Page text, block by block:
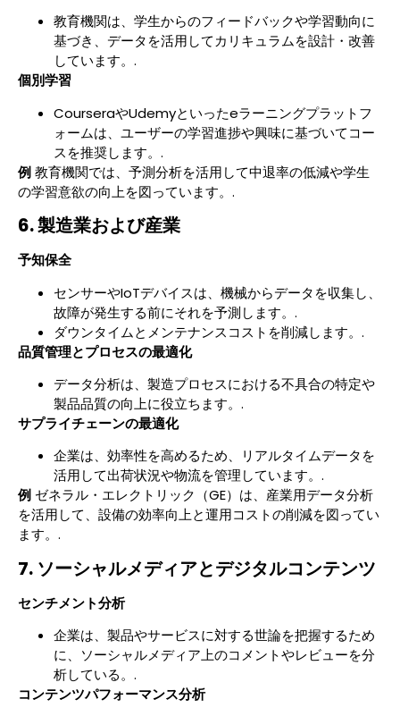
教育機関は、学生からのフィードバックや学習動向に
基づき、データを活用してカリキュラムを設計・改善
しています。.
個別学習
CourseraやUdemyといったeラーニングプラットフ
ォームは、ユーザーの学習進捗や興味に基づいてコー
スを推奨します。.
例教育機関では、予測分析を活用して中退率の低減や学生
の学習意欲の向上を図っています。.
6. 製造業および産業
予知保全
センサーやIoTデバイスは、機械からデータを収集し、
故障が発生する前にそれを予測します。.
ダウンタイムとメンテナンスコストを削減します。.
品質管理とプロセスの最適化
データ分析は、製造プロセスにおける不具合の特定や
製品品質の向上に役立ちます。.
サプライチェーンの最適化
企業は、効率性を高めるため、リアルタイムデータを
活用して出荷状況や物流を管理しています。.
例 ゼネラル・エレクトリック（GE）は、産業用データ分析
を活用して、設備の効率向上と運用コストの削減を図ってい
ます。.
7. ソーシャルメディアとデジタルコンテンツ
センチメント分析
企業は、製品やサービスに対する世論を把握するため
に、ソーシャルメディア上のコメントやレビューを分
析している。.
コンテンツパフォーマンス分析